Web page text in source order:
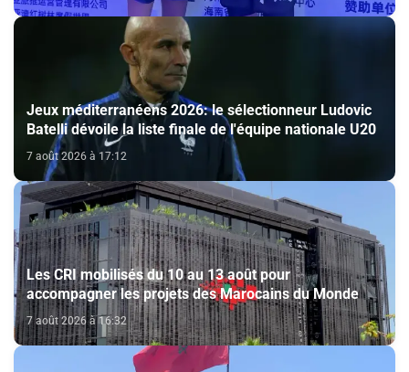
Jeux méditerranéens 2026: le sélectionneur Ludovic
Batelli dévoile la liste finale de l'équipe nationale U20
7 août 2026 à 17:12
Les CRI mobilisés du 10 au 13 août pour
accompagner les projets des Marocains du Monde
7 août 2026 à 16:32